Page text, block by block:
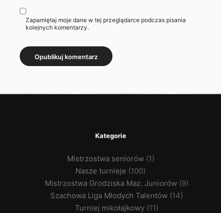
Zapamiętaj moje dane w tej przeglądarce podczas pisania
kolejnych komentarzy.
Kategorie
Mistrzostwa seniorów(1)
Nasze turnieje (100)
Mistrzostwa Grodziska Maz. Juniorów (9)
Szachowa Liga Młodych Talentów (14)
Turniej mikołajkowy (11)